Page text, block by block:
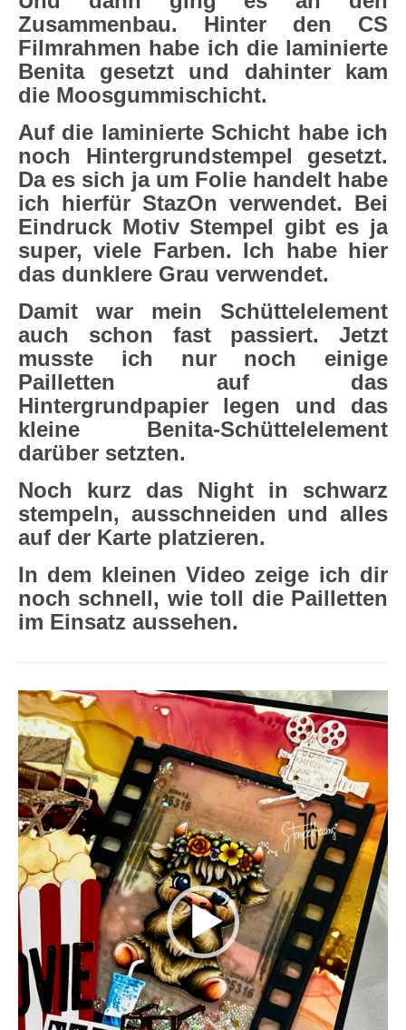
Zusammenbau. Hinter den CS
Filmrahmen habe ich die laminierte
Benita gesetzt und dahinter kam
die Moosgummischicht.
Auf die laminierte Schicht habe ich
noch Hintergrundstempel gesetzt.
Da es sich ja um Folie handelt habe
ich hierfür StazOn verwendet. Bei
Eindruck Motiv Stempel gibt es ja
super, viele Farben. Ich habe hier
das dunklere Grau verwendet.
Damit war mein Schüttelelement
auch schon fast passiert. Jetzt
musste ich nur noch einige
Pailletten auf das
Hintergrundpapier legen und das
kleine Benita-Schüttelelement
darüber setzten.
Noch kurz das Night in schwarz
stempeln, ausschneiden und alles
auf der Karte platzieren.
In dem kleinen Video zeige ich dir
noch schnell, wie toll die Pailletten
im Einsatz aussehen.
Video-
Player